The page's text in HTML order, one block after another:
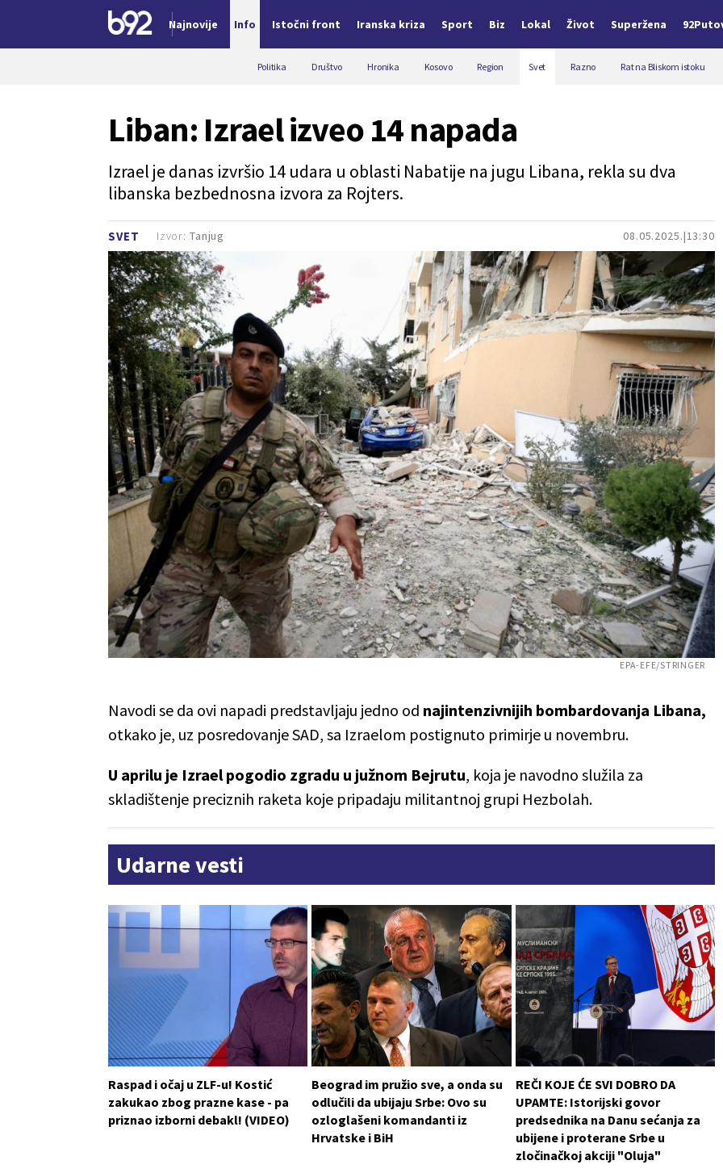
Najnovije Info Istočni front Iranska kriza Sport Biz Lokal Život Superžena
Politika Društvo Hronika Kosovo Region Svet Razno Rat na Bliskom istoku
SVET 08.05.2025. 13:30
Liban: Izrael izveo 14 napada
Izrael je danas izvršio 14 udara u oblasti Nabatije na jugu Libana, rekla su dva
libanska bezbednosna izvora za Rojters.
Izvor: Tanjug
EPA-EFE/STRINGER
Navodi se da ovi napadi predstavljaju jedno od najintenzivnijih bombardovanja Libana,
otkako je, uz posredovanje SAD, sa Izraelom postignuto primirje u novembru.
U aprilu je Izrael pogodio zgradu u južnom Bejrutu, koja je navodno služila za
skladištenje preciznih raketa koje pripadaju militantnoj grupi Hezbolah.
Udarne vesti
Raspad i očaj u ZLF-u! Kostić
zakukao zbog prazne kase - pa
priznao izborni debakl! (VIDEO)
Beograd im pružio sve, a onda su
odlučili da ubijaju Srbe: Ovo su
ozloglašeni komandanti iz
Hrvatske i BiH
REČI KOJE ĆE SVI DOBRO DA
UPAMTE: Istorijski govor
predsednika na Danu sećanja za
ubijene i proterane Srbe u
zločinačkoj akciji "Oluja"